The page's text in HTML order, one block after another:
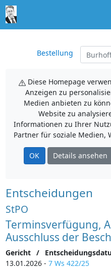
Bestellung
Diese Homepage
Anzeigen zu
Medien anbieten zu
Website zu
Informationen zu Ihrer
Partner für soziale Medien,
OK Details ansehen
Entscheidungen
StPO
Terminsverfügung,
Ausschluss der
Gericht /
13.01.2026 - 7 Ws 422/25